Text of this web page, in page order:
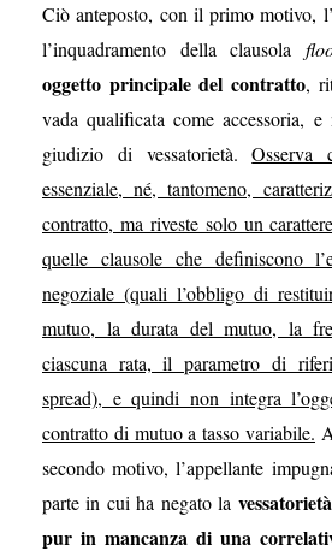
Ciò anteposto, con il primo motivo,
l’inquadramento della clausola
oggetto principale del contratto,
vada qualificata come accessoria,
giudizio di vessatorietà.
essenziale, né, tantomeno,
contratto, ma riveste solo un
quelle clausole che definiscono
negoziale (quali l’obbligo di
mutuo, la durata del mutuo, la
ciascuna rata, il parametro di
spread), e quindi non integra
contratto di mutuo a tasso variabile.
secondo motivo, l’appellante
parte in cui ha negato la
pur in mancanza di una